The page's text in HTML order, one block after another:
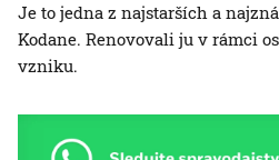
Je to jedna z najstarších a
Kodane. Renovovali ju v rámci
vzniku.